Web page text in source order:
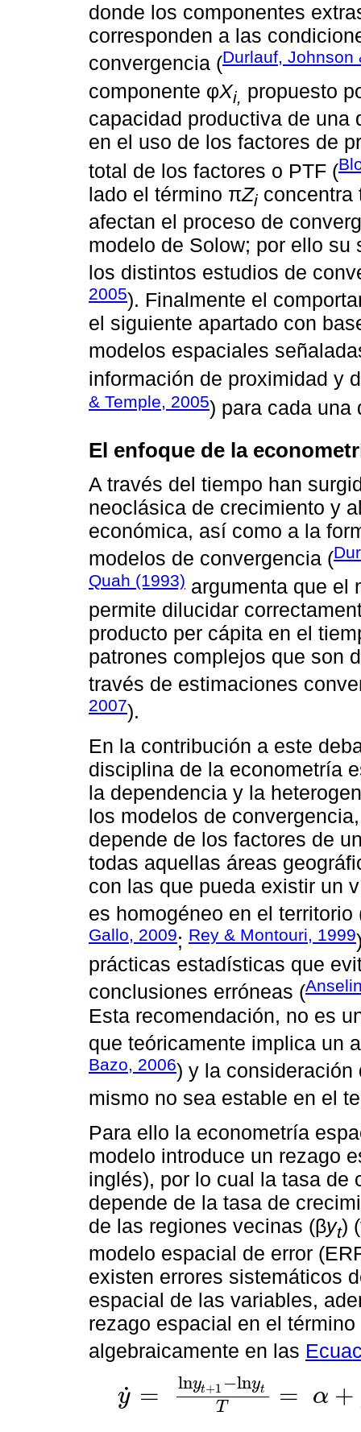
donde los componentes
corresponden a las
convergencia (Durlauf, Johnson
componente φXi, propuesto
capacidad productiva de una
en el uso de los factores de
total de los factores o PTF (
lado el término πZi concentra
afectan el proceso de
modelo de Solow; por ello
los distintos estudios de
2005). Finalmente el
el siguiente apartado con
modelos espaciales
información de proximidad y
& Temple, 2005) para cada una
El enfoque de la
A través del tiempo han
neoclásica de crecimiento y
económica, así como a la
modelos de convergencia (
Quah (1993) argumenta que el
permite dilucidar
producto per cápita en el
patrones complejos que son
través de estimaciones
2007).
En la contribución a este
disciplina de la econometría
la dependencia y la
los modelos de
depende de los factores de
todas aquellas áreas
con las que pueda existir un
es homogéneo en el territorio
Gallo, 2009; Rey & Montouri, 1999
prácticas estadísticas que
conclusiones erróneas (
Esta recomendación, no es
que teóricamente implica un
Bazo, 2006) y la consideración
mismo no sea estable en el
Para ello la econometría
modelo introduce un rezago
inglés), por lo cual la tasa de
depende de la tasa de
de las regiones vecinas (βyt)
modelo espacial de error
existen errores sistemáticos
espacial de las variables,
rezago espacial en el término
algebraicamente en las
y
˙ = lnyt+1 −lnyt
T = α +
y˙= nyt+ nytT= α+ρWy˙-βlny μ[/p